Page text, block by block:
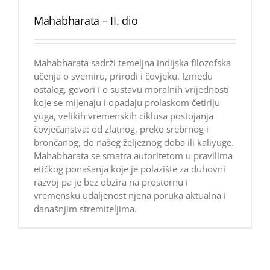
Mahabharata – II. dio
Mahabharata sadrži temeljna indijska filozofska
učenja o svemiru, prirodi i čovjeku. Između
ostalog, govori i o sustavu moralnih vrijednosti
koje se mijenaju i opadaju prolaskom četiriju
yuga, velikih vremenskih ciklusa postojanja
čovječanstva: od zlatnog, preko srebrnog i
brončanog, do našeg željeznog doba ili kaliyuge.
Mahabharata se smatra autoritetom u pravilima
etičkog ponašanja koje je polazište za duhovni
razvoj pa je bez obzira na prostornu i
vremensku udaljenost njena poruka aktualna i
današnjim stremiteljima.